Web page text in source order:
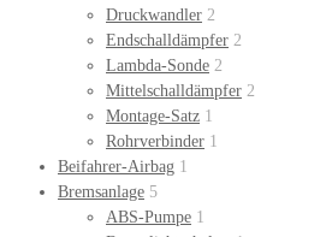
Druckwandler 2
Endschalldämpfer 2
Lambda-Sonde 2
Mittelschalldämpfer 2
Montage-Satz 1
Rohrverbinder 1
Beifahrer-Airbag 1
Bremsanlage 5
ABS-Pumpe 1